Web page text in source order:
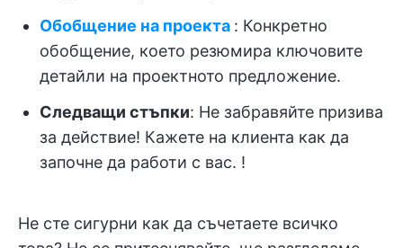
Обобщение на проекта : Конкретно
обобщение, което резюмира ключовите
детайли на проектното предложение.
Следващи стъпки: Не забравяйте призива
за действие! Кажете на клиента как да
започне да работи с вас. !
Не сте сигурни как да съчетаете всичко